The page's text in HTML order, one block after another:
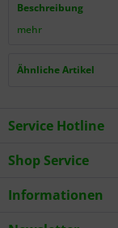
Beschreibung
mehr
Ähnliche Artikel
Service Hotline
Shop Service
Informationen